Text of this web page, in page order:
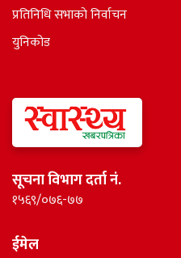
प्रतिनिधि सभाकाे निर्वाचन
युनिकोड
सूचना विभाग दर्ता नं.
१५६९/०७६-७७
ईमेल